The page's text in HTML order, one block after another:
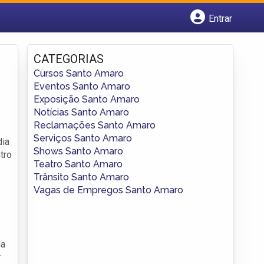
Entrar
Fazer login
Criar conta
CATEGORIAS
Cursos Santo Amaro
Eventos Santo Amaro
Exposição Santo Amaro
Notícias Santo Amaro
Reclamações Santo Amaro
Serviços Santo Amaro
Shows Santo Amaro
Teatro Santo Amaro
Trânsito Santo Amaro
Vagas de Empregos Santo Amaro